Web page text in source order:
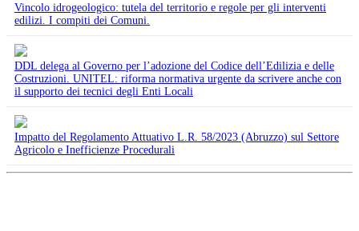
Vincolo idrogeologico: tutela del territorio e regole per gli interventi
edilizi. I compiti dei Comuni.
DDL delega al Governo per l’adozione del Codice dell’Edilizia e delle
Costruzioni. UNITEL: riforma normativa urgente da scrivere anche con
il supporto dei tecnici degli Enti Locali
Impatto del Regolamento Attuativo L.R. 58/2023 (Abruzzo) sul Settore
Agricolo e Inefficienze Procedurali